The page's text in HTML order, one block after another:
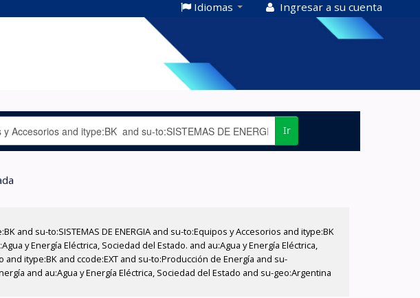
Idiomas Ingresar a su cuenta
Ir
su-to:SISTEMAS DE ENERGIA and su-to:Equipos y Accesorios and itype:BK
y Energía Eléctrica, Sociedad del Estado. and au:Agua y Energía Eléctrica,
itype:BK and ccode:EXT and su-to:Producción de Energía and su-
and au:Agua y Energía Eléctrica, Sociedad del Estado and su-geo:Argentina